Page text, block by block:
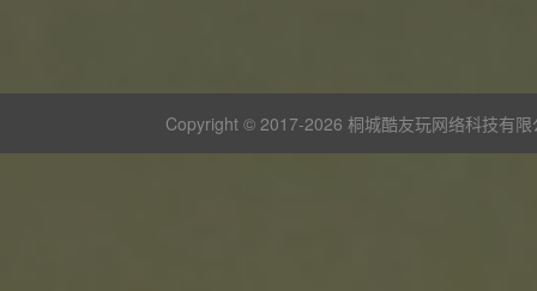
Copyright © 2017-2026 桐城酷友玩网络科技有